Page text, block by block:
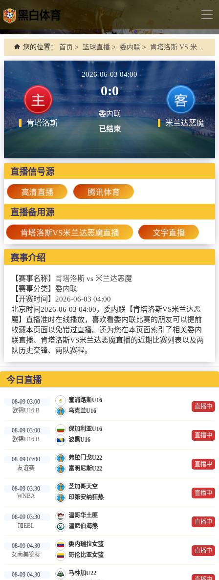
导
首页
德甲
法甲
西甲
世界杯
欧冠杯
中超
篮球直播
NBA
CBA
录像
足球录像
篮球录像
新闻
足球新闻
篮球新闻
您的位置： 首页 > 篮球直播 > 委内联 > 肯塔洛斯 VS 米兰达恶魔
肯塔洛斯
2026-06-03 04:00
0:0
委内联
已结束
米兰达恶魔
直播信号源
高清直播 腾讯体育
直播备用源
肯塔洛斯VS米兰达恶魔直播 文字直播
赛事介绍
【赛事名称】 肯塔洛斯 vs 米兰达恶魔
【赛事分类】 委内联
【开赛时间】 2026-06-03 04:00
北京时间2026-06-03 04:00，委内联【肯塔洛斯VS米兰达恶
魔】直播准时在线播放，喜欢看委内联比赛的朋友可以提前
收藏本页面以免错过直播。还为您在本页面索引了相关委内
联直播、肯塔洛斯VS米兰达恶魔直播的近期比赛列表以及两
队历史交锋、两队赛程。
今日直播
08-09 03:00
欧锦U16 B
塞浦路斯U16
乌克兰U16
直播中
08-09 03:00
欧锦U16 B
保加利亚U16
波黑U16
直播中
08-09 03:00
友谊赛
弗拉门戈U22
富明尼斯U22
直播中
08-09 03:30
WNBA
芝加哥天空
印第安纳狂热
直播中
08-09 03:30
加EBL
温哥华土匪
温尼伯海熊
直播中
08-09 04:30
女南美锦标
委内瑞拉女篮
哥伦比亚女篮
直播中
08-09 04:30
马林加U22